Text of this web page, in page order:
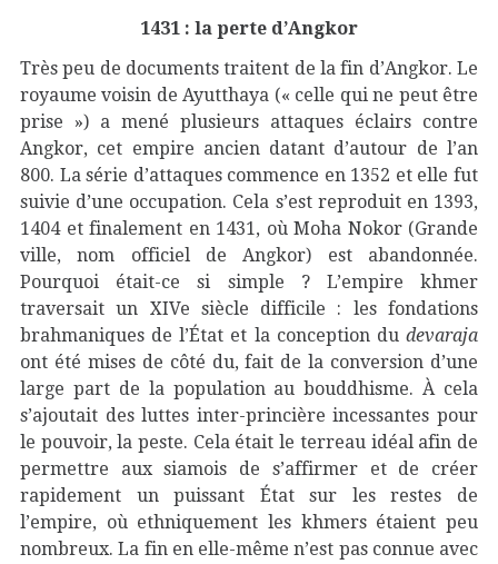
1431 : la perte d’Angkor
Très peu de documents traitent de la fin d’Angkor. Le
royaume voisin de Ayutthaya (« celle qui ne peut être
prise ») a mené plusieurs attaques éclairs contre
Angkor, cet empire ancien datant d’autour de l’an
800. La série d’attaques commence en 1352 et elle fut
suivie d’une occupation. Cela s’est reproduit en 1393,
1404 et finalement en 1431, où Moha Nokor (Grande
ville, nom officiel de Angkor) est abandonnée.
Pourquoi était-ce si simple ? L’empire khmer
traversait un XIVe siècle difficile : les fondations
brahmaniques de l’État et la conception du devaraja
ont été mises de côté du, fait de la conversion d’une
large part de la population au bouddhisme. À cela
s’ajoutait des luttes inter-princière incessantes pour
le pouvoir, la peste. Cela était le terreau idéal afin de
permettre aux siamois de s’affirmer et de créer
rapidement un puissant État sur les restes de
l’empire, où ethniquement les khmers étaient peu
nombreux. La fin en elle-même n’est pas connue avec